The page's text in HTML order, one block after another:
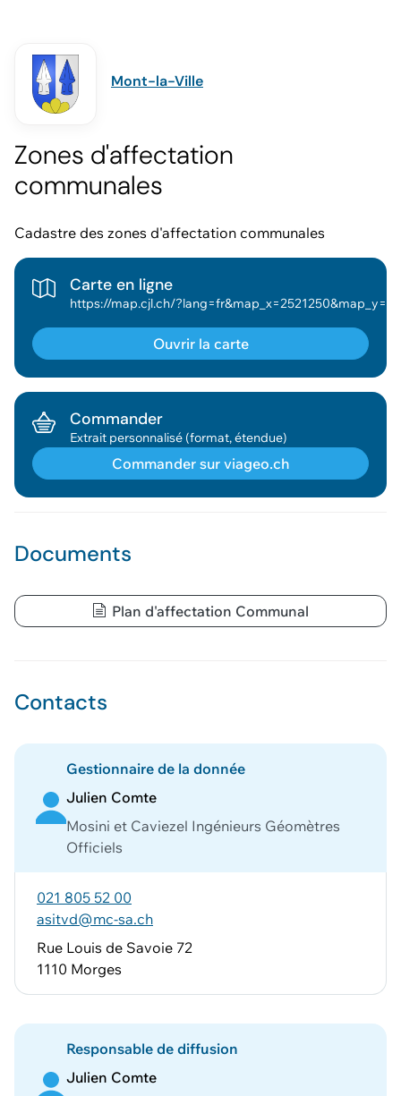
Mont-la-Ville
Zones d'affectation
communales
Cadastre des zones d'affectation communales
Documents
Plan d'affectation Communal
Contacts
Gestionnaire de la donnée
Julien Comte
Mosini et Caviezel Ingénieurs Géomètres
Officiels
021 805 52 00
asitvd@mc-sa.ch
Rue Louis de Savoie 72
1110 Morges
Responsable de diffusion
Julien Comte
Carte en ligne
Ouvrir la carte
Commander
Extrait personnalisé (format, étendue)
Commander sur viageo.ch
Voir le panier